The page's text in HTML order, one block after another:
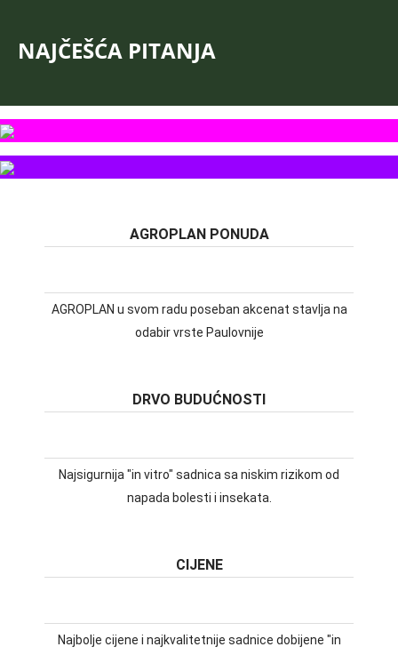
NAJČEŠĆA PITANJA
RUŽE
AGROPLAN PONUDA
AGROPLAN u svom radu poseban akcenat stavlja na
odabir vrste Paulovnije
DRVO BUDUĆNOSTI
Najsigurnija "in vitro" sadnica sa niskim rizikom od
napada bolesti i insekata.
CIJENE
Najbolje cijene i najkvalitetnije sadnice dobijene "in